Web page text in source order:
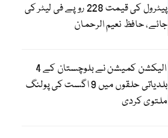
پیٹرول کی قیمت 228 روپے فی لیٹر کی
جائے، حافظ نعیم الرحمان
الیکشن کمیشن نے بلوچستان کے 4
بلدیاتی حلقوں میں 9 اگست کی پولنگ
ملتوی کردی